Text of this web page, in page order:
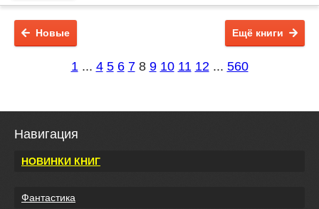
Новые Ещё книги
1 ... 4 5 6 7 8 9 10 11 12 ... 560
Навигация
НОВИНКИ КНИГ
Фантастика